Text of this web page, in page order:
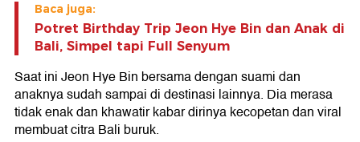
Baca juga:
Potret Birthday Trip Jeon Hye Bin dan Anak di
Bali, Simpel tapi Full Senyum
Saat ini Jeon Hye Bin bersama dengan suami dan
anaknya sudah sampai di destinasi lainnya. Dia merasa
tidak enak dan khawatir kabar dirinya kecopetan dan viral
membuat citra Bali buruk.